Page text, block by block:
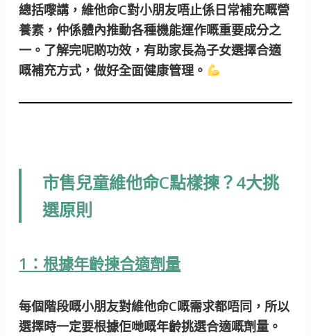
總括嚟講，維他命C對小朋友唔止係日常補充嘅營
養素，仲係體內推動各種機能運作嘅重要成分之
一。了解完呢啲功效，有助家長為子女選擇合適
嘅補充方式，做好全面健康管理。
市售兒童維他命C點樣揀？4大挑
選原則
1：根據年齡揀合適劑量
每個階段嘅小朋友對維他命C嘅需求都唔同，所以
選擇時一定要根據佢哋嘅年齡挑選合適嘅劑量。